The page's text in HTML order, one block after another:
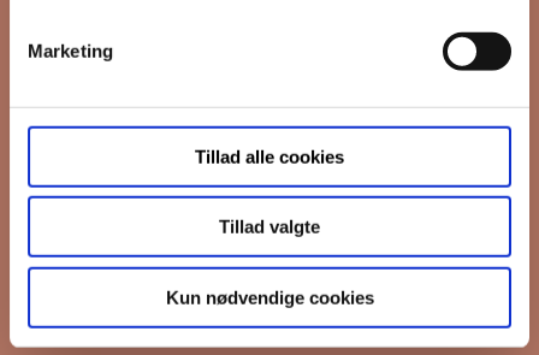
Marketing
Tillad alle cookies
Tillad valgte
Kun nødvendige cookies
Interesseret i
Ejerboliger
Lejeboliger
Andelsboliger
Markedsføringstilladelse